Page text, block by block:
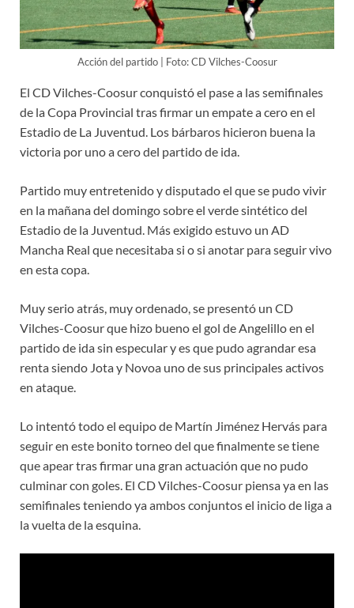
Acción del partido | Foto: CD Vilches-Coosur
El CD Vilches-Coosur conquistó el pase a las semifinales
de la Copa Provincial tras firmar un empate a cero en el
Estadio de La Juventud. Los bárbaros hicieron buena la
victoria por uno a cero del partido de ida.
Partido muy entretenido y disputado el que se pudo vivir
en la mañana del domingo sobre el verde sintético del
Estadio de la Juventud. Más exigido estuvo un AD
Mancha Real que necesitaba si o si anotar para seguir vivo
en esta copa.
Muy serio atrás, muy ordenado, se presentó un CD
Vilches-Coosur que hizo bueno el gol de Angelillo en el
partido de ida sin especular y es que pudo agrandar esa
renta siendo Jota y Novoa uno de sus principales activos
en ataque.
Lo intentó todo el equipo de Martín Jiménez Hervás para
seguir en este bonito torneo del que finalmente se tiene
que apear tras firmar una gran actuación que no pudo
culminar con goles. El CD Vilches-Coosur piensa ya en las
semifinales teniendo ya ambos conjuntos el inicio de liga a
la vuelta de la esquina.